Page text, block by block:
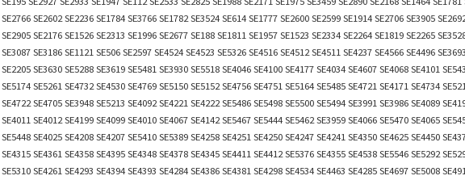
SE2766 SE2602 SE2236 SE1784 SE3766 SE1782 SE3524 SE614 SE1777 SE2600 SE2599 SE1914 SE2706 SE3905
SE2905 SE2176 SE1526 SE2313 SE1996 SE2677 SE188 SE1811 SE1957 SE1523 SE2334 SE2264 SE1819 SE2265
SE3087 SE3186 SE1121 SE506 SE2597 SE4524 SE4523 SE5326 SE4516 SE4512 SE4511 SE4237 SE4566 SE4496
SE2205 SE3630 SE5288 SE3619 SE5481 SE3930 SE5518 SE4046 SE4100 SE4177 SE4034 SE4607 SE4068 SE4101
SE5174 SE5261 SE4732 SE4530 SE4769 SE5150 SE5152 SE4756 SE4751 SE5164 SE5485 SE4721 SE4171 SE4734
SE4722 SE4705 SE3948 SE5213 SE4092 SE4221 SE4222 SE5486 SE5498 SE5500 SE5494 SE3991 SE3986 SE4089
SE4011 SE4012 SE4199 SE4099 SE4010 SE4067 SE4142 SE5467 SE5444 SE5462 SE3959 SE4066 SE5470 SE4065
SE5448 SE4025 SE4208 SE4207 SE5410 SE5389 SE4258 SE4251 SE4250 SE4247 SE4241 SE4350 SE4625 SE4450
SE4315 SE4361 SE4358 SE4395 SE4348 SE4378 SE4345 SE4411 SE4412 SE5376 SE4355 SE4538 SE5546 SE5292
SE5310 SE4261 SE4293 SE4394 SE4393 SE4284 SE4386 SE4381 SE4298 SE4534 SE4463 SE4285 SE4697 SE5008